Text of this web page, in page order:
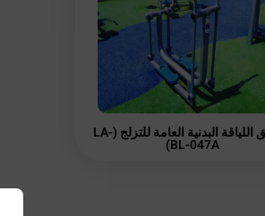
مرافق اللياقة البدنية العامة للتزلج (LA-
BL-047A)